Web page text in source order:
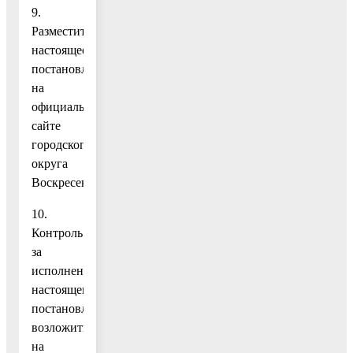
9.
Разместить
настоящее
постановление
на
официальном
сайте
городского
округа
Воскресенск.
10.
Контроль
за
исполнением
настоящего
постановления
возложить
на